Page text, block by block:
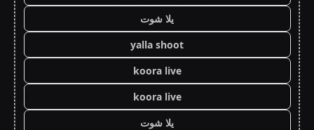
يلا شوت
yalla shoot
koora live
koora live
يلا شوت